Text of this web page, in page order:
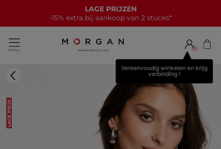
LAGE PRIJZEN
-15% extra bij aankoop van 2 stucks*
Vereenvoudig winkelen en krijg
verbinding !
LAGE PRIJS